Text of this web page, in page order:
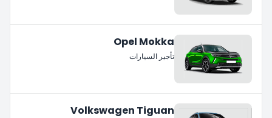
Opel Mokka
تأجير السيارات
Volkswagen Tiguan